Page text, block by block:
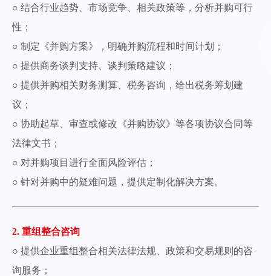
○ 结合行业趋势、市场竞争、相关政策等，分析并购可行
性；
○ 制定《并购方案》，明确并购流程和时间计划；
○ 提供商务谈判支持、谈判策略建议；
○ 提供并购相关财务测算、税务咨询，给出税务筹划建
议；
○ 协助起草、审查或修改《并购协议》等各项协议合同等
法律文书；
○ 对并购项目进行全面风险评估；
○ 针对并购中的疑难问题，提供定制化解决方案。
2. 重组整合咨询
○ 提供企业重组整合相关法律法规、政策和交易规则的咨
询服务；